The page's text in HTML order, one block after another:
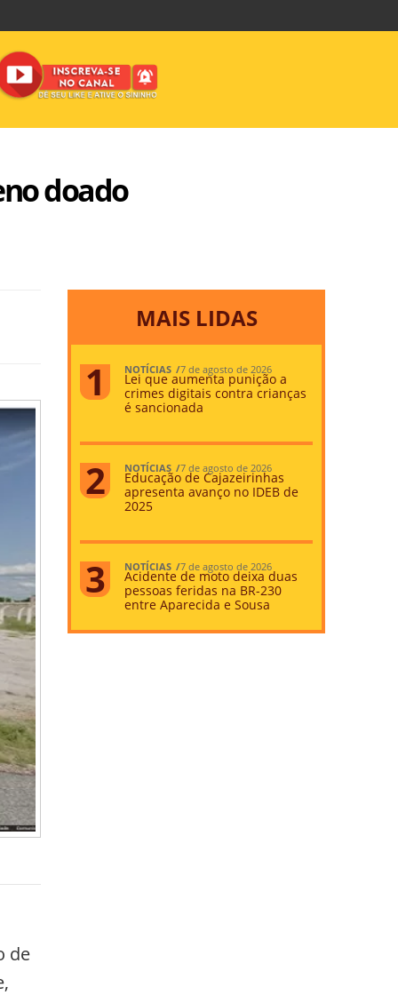
doado
de
MAIS LIDAS
NOTÍCIAS 7 de agosto de 2026
Lei que aumenta punição a
crimes digitais contra crianças
é sancionada
NOTÍCIAS 7 de agosto de 2026
Educação de Cajazeirinhas
apresenta avanço no IDEB de
2025
NOTÍCIAS 7 de agosto de 2026
Acidente de moto deixa duas
pessoas feridas na BR-230
entre Aparecida e Sousa